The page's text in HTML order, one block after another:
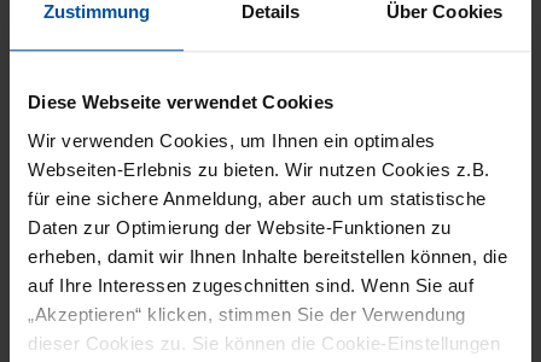
Zustimmung Details Über Cookies
Diese Webseite verwendet Cookies
Wir verwenden Cookies, um Ihnen ein optimales
Webseiten-Erlebnis zu bieten. Wir nutzen Cookies z.B.
für eine sichere Anmeldung, aber auch um statistische
Daten zur Optimierung der Website-Funktionen zu
erheben, damit wir Ihnen Inhalte bereitstellen können, die
auf Ihre Interessen zugeschnitten sind. Wenn Sie auf
„Akzeptieren“ klicken, stimmen Sie der Verwendung
dieser Cookies zu. Sie können die Cookie-Einstellungen
VERANSTALTUNGSORT
VERANSTALTER
Landesmesse Stuttgart GmbH
Messepiazza 1
70629 Stuttgart
Telefon: +49 7 11 1 85 60-0